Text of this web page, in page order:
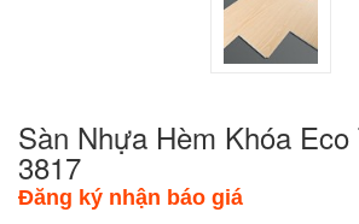
Sàn Nhựa Hèm Khóa
3817
Đăng ký nhận báo giá